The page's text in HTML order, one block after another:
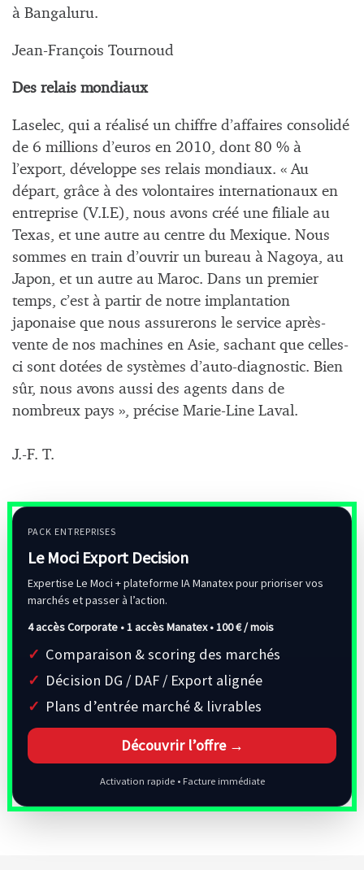
à Bangaluru.
Jean-François Tournoud
Des relais mondiaux
Laselec, qui a réalisé un chiffre d’affaires consolidé
de 6 millions d’euros en 2010, dont 80 % à
l’export, développe ses relais mondiaux. « Au
départ, grâce à des volontaires internationaux en
entreprise (V.I.E), nous avons créé une filiale au
Texas, et une autre au centre du Mexique. Nous
sommes en train d’ouvrir un bureau à Nagoya, au
Japon, et un autre au Maroc. Dans un premier
temps, c’est à partir de notre implantation
japonaise que nous assurerons le service après-
vente de nos machines en Asie, sachant que celles-
ci sont dotées de systèmes d’auto-diagnostic. Bien
sûr, nous avons aussi des agents dans de
nombreux pays », précise Marie-Line Laval.
J.-F. T.
PACK ENTREPRISES
Le Moci Export Decision
Expertise Le Moci + plateforme IA Manatex pour prioriser vos
marchés et passer à l’action.
4 accès Corporate • 1 accès Manatex •100 € / mois
Comparaison & scoring des marchés
Décision DG / DAF / Export alignée
Plans d’entrée marché & livrables
Découvrir l’offre →
Activation rapide • Facture immédiate